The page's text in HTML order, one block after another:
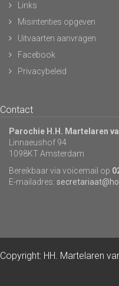
Links
Misintenties opgeven
Uitvaarten aanvragen
Facebook
Privacybeleid
Contact
Parochie H.H. Martelaren
Linnaeushof 94
1098KT Amsterdam
Bereikbaar via voicemail op
E-mailadres:
Copyright: HH. Martelaren